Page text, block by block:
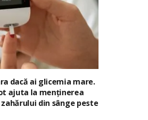
dacă ai glicemia mare.
ajuta la menținerea
din sânge peste